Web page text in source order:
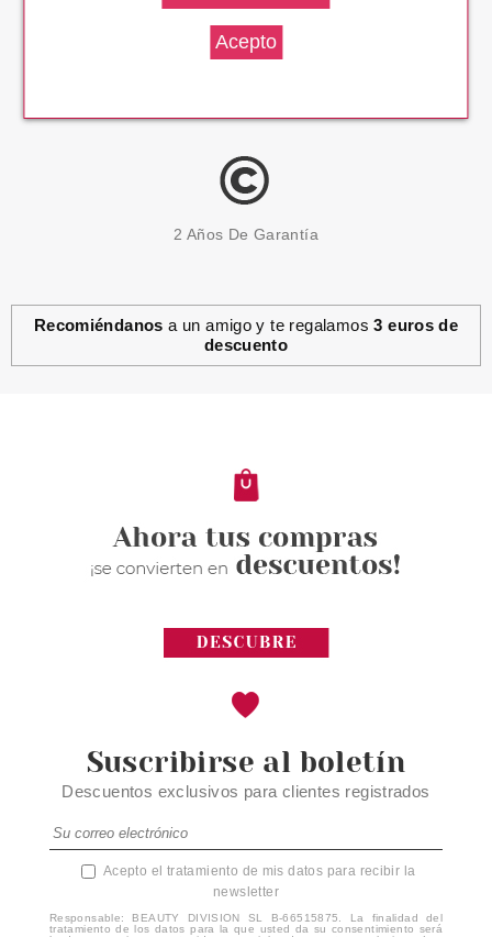
2 Años De Garantía
Recomiéndanos a un amigo y te regalamos3 euros de
descuento
Suscribirse al boletín
Descuentos exclusivos para clientes registrados
Acepto el tratamiento de mis datos para recibir la
newsletter
Responsable: BEAUTY DIVISION SL B-66515875. La finalidad del
tratamiento de los datos para la que usted da su consentimiento será